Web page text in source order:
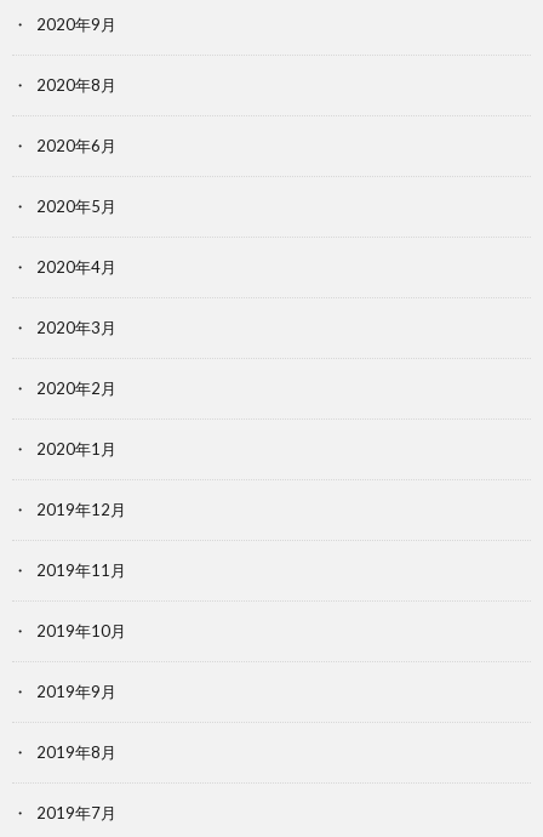
2020年9月
2020年8月
2020年6月
2020年5月
2020年4月
2020年3月
2020年2月
2020年1月
2019年12月
2019年11月
2019年10月
2019年9月
2019年8月
2019年7月